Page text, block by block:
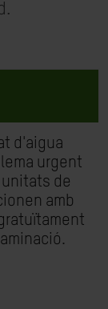
d'aigua
urgent
unitats de
amb